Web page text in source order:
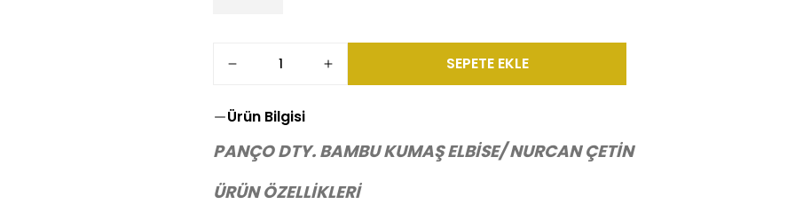
SEPETE EKLE
Ürün Bilgisi
PANÇO DTY. BAMBU KUMAŞ ELBİSE/ NURCAN ÇETİN
ÜRÜN ÖZELLİKLERİ